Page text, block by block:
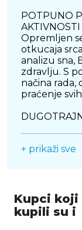
POTPUNO
AKTIVNOSTI
Opremljen
otkucaja
analizu sna,
zdravlju. S
načina rada,
praćenje
X20
obavijesti,
funkcije.
+ prikaži sve
Kupci koji
kupili su i